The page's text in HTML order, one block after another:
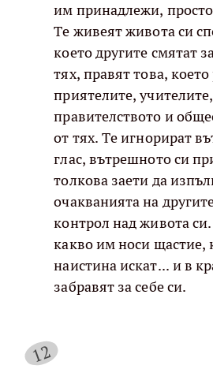
им принадлежи,
Те живеят живота си
което другите смятат
тях, правят това,
приятелите, учителите,
правителството и
от тях. Те игнорират
глас, вътрешното си
толкова заети да
очакванията на
контрол над живота
какво им носи щастие,
наистина искат... и в
забравят за себе си.